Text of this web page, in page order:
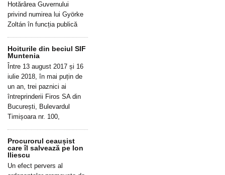
Hotărârea Guvernului
privind numirea lui Györke
Zoltán în funcția publică
Hoiturile din beciul SIF
Muntenia
Între 13 august 2017 și 16
iulie 2018, în mai puțin de
un an, trei paznici ai
întreprinderii Firos SA din
București, Bulevardul
Timișoara nr. 100,
Procurorul ceaușist
care îl salvează pe Ion
Iliescu
Un efect pervers al